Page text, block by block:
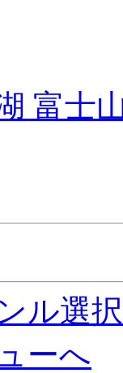
湖 富
ル選
ーへ